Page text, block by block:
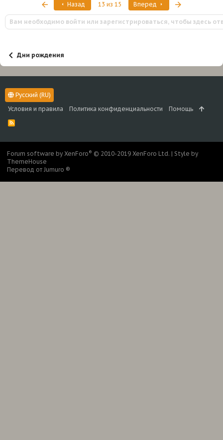
и
и
:
ПервыйНазад 13 из 15 Вперед
Вам необходимо войти или зарегистрироваться, чтобы здесь
Дни рождения
Русский (RU)
Условия и правила
Политика конфиденциальности Помощь
R
Forum software by XenForo® © 2010-2019 XenForo Ltd. | Style by
ThemeHouse
Перевод от Jumuro ®